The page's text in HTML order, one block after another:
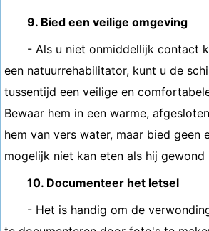
9. Bied een veilige omgeving
- Als u niet onmiddellijk contact
een natuurrehabilitator, kunt u de
tussentijd een veilige en
Bewaar hem in een warme,
hem van vers water, maar bied geen
mogelijk niet kan eten als hij gewond
10. Documenteer het letsel
- Het is handig om de